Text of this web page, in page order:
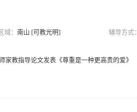
域： 南山 [可教光明] 辅导方式：
教指导论文发表《尊重是一种更高贵的爱》